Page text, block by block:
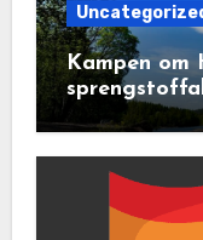
Kampen om
for natur og